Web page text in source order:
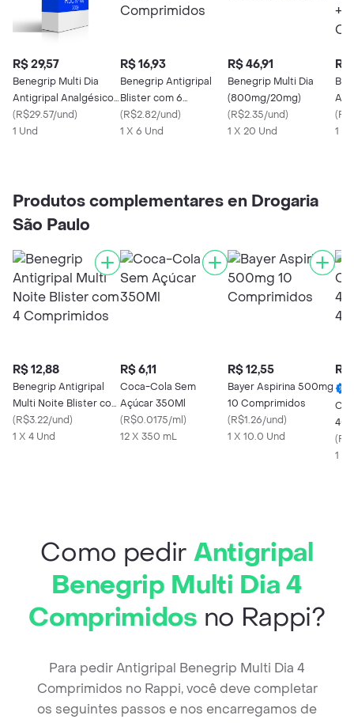
R$ 29,57
Benegrip Multi Dia
Antigripal Analgésico
12 Comprimidos
(R$29.57/und)
1 Und
R$ 16,93
Benegrip Antigripal
Blister com 6
Comprimidos
(R$2.82/und)
1 X 6 Und
R$ 46,91
Benegrip Multi Dia
(800mg/20mg)
(R$2.35/und)
1 X 20 Und
R$
(
1 X
Produtos complementares en Drogaria
São Paulo
R$ 12,88
Benegrip Antigripal
Multi Noite Blister com
4 Comprimidos
(R$3.22/und)
1 X 4 Und
R$ 6,11
Coca-Cola Sem
Açúcar 350Ml
(R$0.0175/ml)
12 X 350 mL
R$ 12,55
Bayer Aspirina 500mg
10 Comprimidos
(R$1.26/und)
1 X 10.0 Und
R$
(
1 X
Como pedir Antigripal
Benegrip Multi Dia 4
Comprimidos no Rappi?
Para pedir Antigripal Benegrip Multi Dia 4
Comprimidos no Rappi, você deve completar
os seguintes passos e nos encarregamos de